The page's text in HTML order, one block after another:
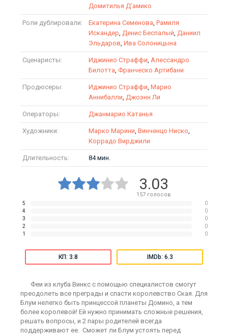
Домитилья Д’амико
Роли дублировали: Екатерина Семенова, Рамиля
Искандер, Денис Беспалый, Даниил
Эльдаров, Ива Солоницына
Сценаристы: Иджинио Страффи, Алессандро
Билотта, Франческо Артибани
Продюсеры: Иджинио Страффи, Марио
Аннибалли, Джоэнн Ли
Операторы: Джанмарио Катанья
Художники: Марко Марини, Винченцо Ниско,
Коррадо Вирджили
Длительность: 84 мин.
3.03
157голосов
5
0
4
0
3
0
2
0
1
0
КП: 3.8 IMDb: 6.3
Феи из клуба Винкс с помощью специалистов смогут
преодолеть все преграды и спасти королевство Ская. Для
Блум нелегко быть принцессой планеты Домино, а тем
более королевой! Ей нужно принимать сложные решения,
решать вопросы, и 2 пары родителей всегда
поддерживают ее. Сможет ли Блум устоять перед